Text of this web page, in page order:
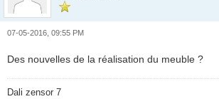
07-05-2016, 09:55 PM
Des nouvelles de la réalisation du meuble ?
Dali zensor 7